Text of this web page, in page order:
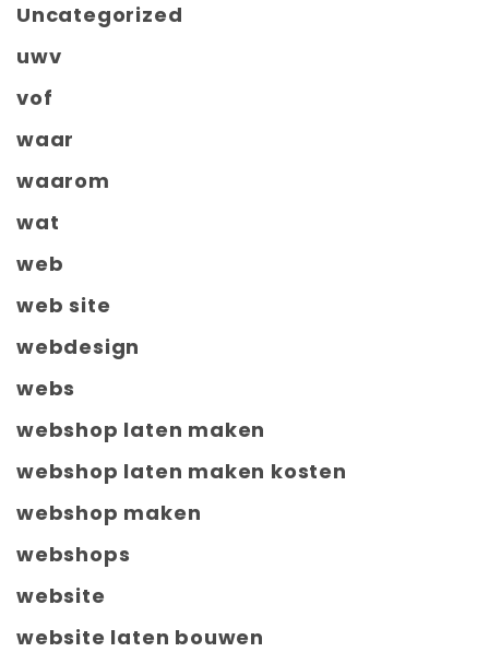
Uncategorized
uwv
vof
waar
waarom
wat
web
web site
webdesign
webs
webshop laten maken
webshop laten maken kosten
webshop maken
webshops
website
website laten bouwen